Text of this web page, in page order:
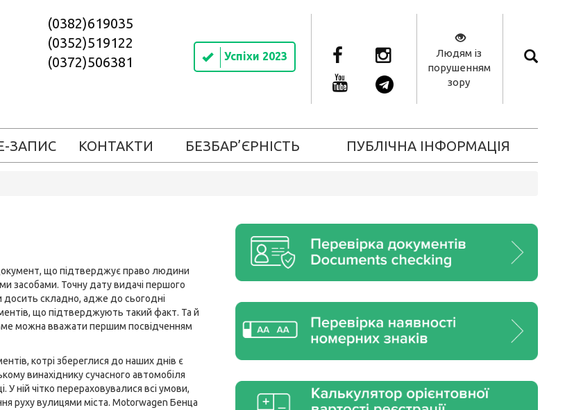
(0382)619035
(0352)519122
(0372)506381
Успіхи 2023
Людям із
порушенням
зору
ЗАПИС КОНТАКТИ БЕЗБАР’ЄРНІСТЬ ПУБЛІЧНА ІНФОРМАЦІЯ
що підтверджує право людини
засобами. Точну дату видачі першого
досить складно, адже до сьогодні
що підтверджують такий факт. Та й
можна вважати першим посвідченням
котрі збереглися до наших днів є
винахіднику сучасного автомобіля
У ній чітко перераховувалися всі умови,
руху вулицями міста. Motorwagen Бенца